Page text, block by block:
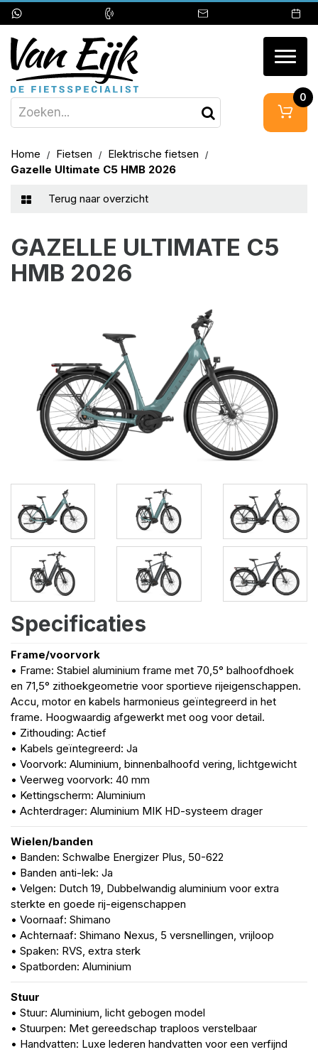
0
Home Fietsen
Elektrische fietsen
Gazelle Ultimate C5 HMB 2026
Terug naar overzicht
GAZELLE ULTIMATE C5
HMB 2026
Specificaties
Frame/voorvork
• Frame: Stabiel aluminium frame met 70,5° balhoofdhoek
en 71,5° zithoekgeometrie voor sportieve rijeigenschappen.
Accu, motor en kabels harmonieus geïntegreerd in het
frame. Hoogwaardig afgewerkt met oog voor detail.
• Zithouding: Actief
• Kabels geïntegreerd: Ja
• Voorvork: Aluminium, binnenbalhoofd vering, lichtgewicht
• Veerweg voorvork: 40 mm
• Kettingscherm: Aluminium
• Achterdrager: Aluminium MIK HD-systeem drager
Wielen/banden
• Banden: Schwalbe Energizer Plus, 50-622
• Banden anti-lek: Ja
• Velgen: Dutch 19, Dubbelwandig aluminium voor extra
sterkte en goede rij-eigenschappen
• Voornaaf: Shimano
• Achternaaf: Shimano Nexus, 5 versnellingen, vrijloop
• Spaken: RVS, extra sterk
• Spatborden: Aluminium
Stuur
• Stuur: Aluminium, licht gebogen model
• Stuurpen: Met gereedschap traploos verstelbaar
• Handvatten: Luxe lederen handvatten voor een verfijnd